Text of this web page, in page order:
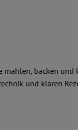
mahlen, backen
und klaren